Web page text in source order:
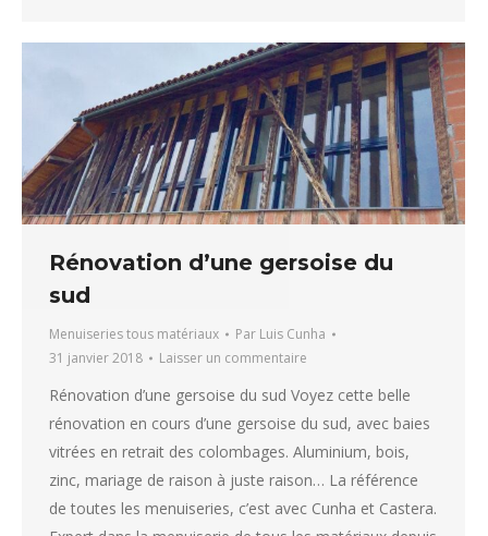
Rénovation d’une gersoise du
sud
Menuiseries tous matériaux Par Luis Cunha
31 janvier 2018
Laisser un commentaire
Rénovation d’une gersoise du sud Voyez cette belle
rénovation en cours d’une gersoise du sud, avec baies
vitrées en retrait des colombages. Aluminium, bois,
zinc, mariage de raison à juste raison… La référence
de toutes les menuiseries, c’est avec Cunha et Castera.